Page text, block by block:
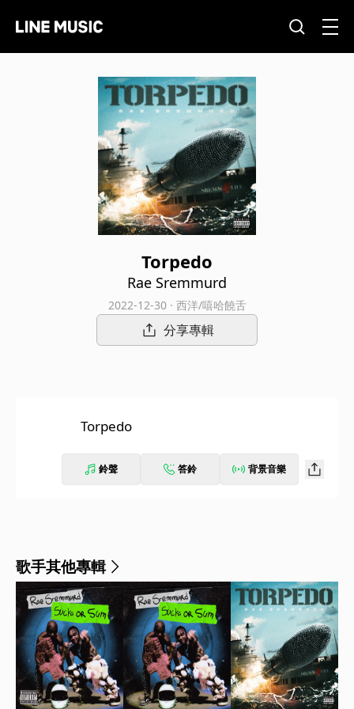
Torpedo
Rae Sremmurd
2022-12-30 · 西洋/嘻哈饒舌
分享專輯
Torpedo
鈴聲 答鈴 背景音樂
歌手其他專輯